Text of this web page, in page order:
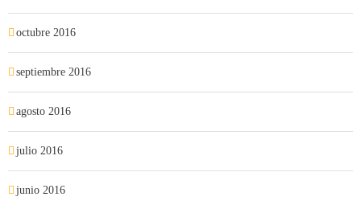
octubre 2016
septiembre 2016
agosto 2016
julio 2016
junio 2016